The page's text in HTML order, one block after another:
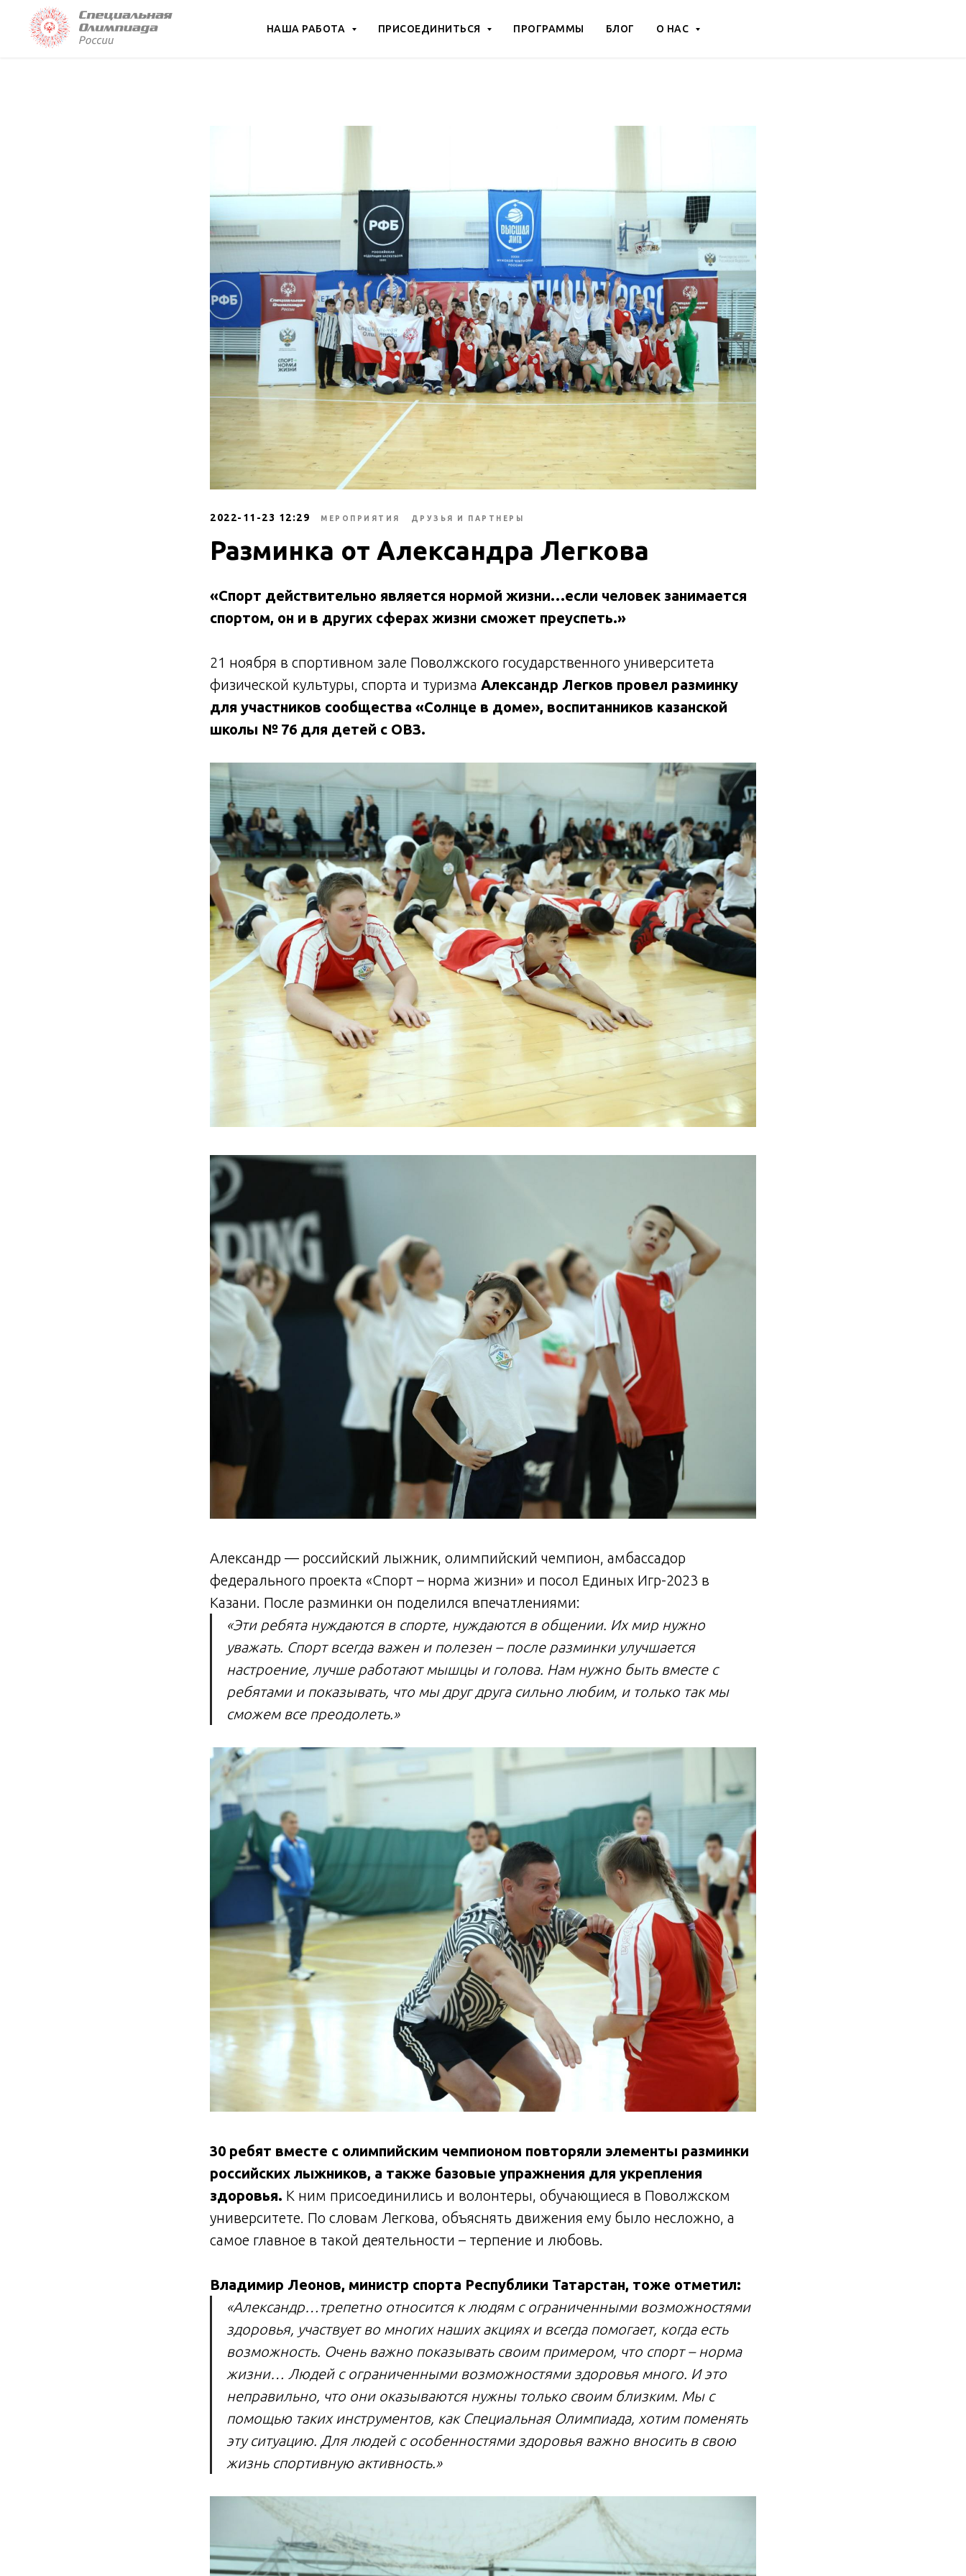
НАША РАБОТА ПРИСОЕДИНИТЬСЯ ПРОГРАММЫ БЛОГ О НАС
2022-11-23 12:29 МЕРОПРИЯТИЯ ДРУЗЬЯ И ПАРТНЕРЫ
Разминка от Александра Легкова
«Спорт действительно является нормой жизни…если человек занимается
спортом, он и в других сферах жизни сможет преуспеть.»
21 ноября в спортивном зале Поволжского государственного университета
физической культуры, спорта и туризма Александр Легков провел разминку
для участников сообщества «Солнце в доме», воспитанников казанской
школы № 76 для детей с ОВЗ.
Александр — российский лыжник, олимпийский чемпион, амбассадор
федерального проекта «Спорт – норма жизни» и посол Единых Игр-2023 в
Казани. После разминки он поделился впечатлениями:
«Эти ребята нуждаются в спорте, нуждаются в общении. Их мир нужно
уважать. Спорт всегда важен и полезен – после разминки улучшается
настроение, лучше работают мышцы и голова. Нам нужно быть вместе с
ребятами и показывать, что мы друг друга сильно любим, и только так мы
сможем все преодолеть.»
30 ребят вместе с олимпийским чемпионом повторяли элементы разминки
российских лыжников, а также базовые упражнения для укрепления
здоровья. К ним присоединились и волонтеры, обучающиеся в Поволжском
университете. По словам Легкова, объяснять движения ему было несложно, а
самое главное в такой деятельности – терпение и любовь.
Владимир Леонов, министр спорта Республики Татарстан, тоже отметил:
«Александр…трепетно относится к людям с ограниченными возможностями
здоровья, участвует во многих наших акциях и всегда помогает, когда есть
возможность. Очень важно показывать своим примером, что спорт – норма
жизни… Людей с ограниченными возможностями здоровья много. И это
неправильно, что они оказываются нужны только своим близким. Мы с
помощью таких инструментов, как Специальная Олимпиада, хотим поменять
эту ситуацию. Для людей с особенностями здоровья важно вносить в свою
жизнь спортивную активность.»